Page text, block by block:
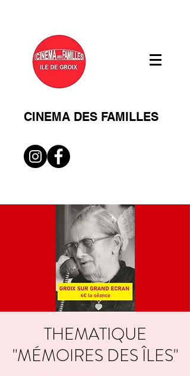
CINEMA DES FAMILLES
THEMATIQUE
"MÉMOIRES DES ÎLES"